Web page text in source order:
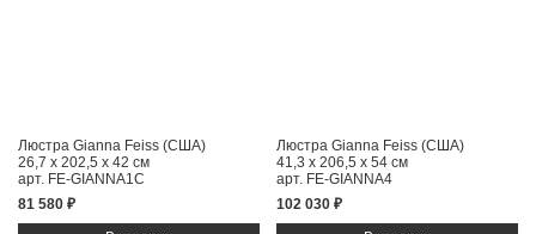
Люстра Gianna Feiss (США)
26,7 x 202,5 x 42 см
арт. FE-GIANNA1C
81 580 ₽
Люстра Gianna Feiss (США)
41,3 x 206,5 x 54 см
арт. FE-GIANNA4
102 030 ₽